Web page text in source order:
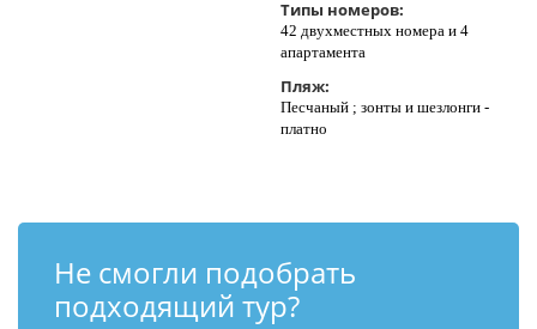
Типы номеров:
42 двухместных номера и 4
апартамента
Пляж:
Песчаный ; зонты и шезлонги -
платно
Не смогли подобрать
подходящий тур?